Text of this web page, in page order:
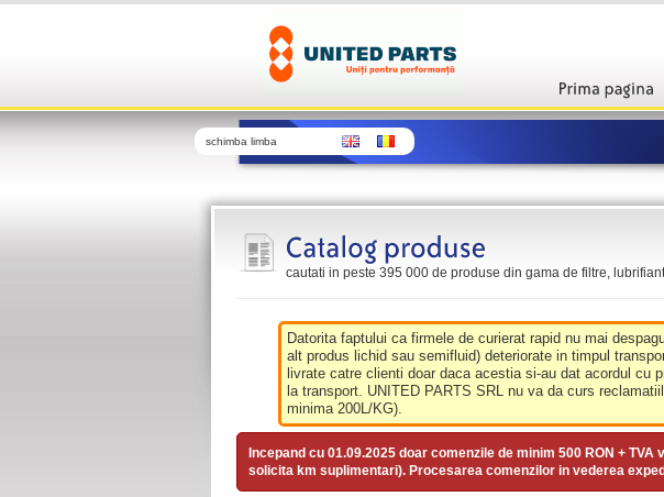
schimba limba
cautati in peste 395 000 de produse din gama de filtre,
Datorita faptului ca firmele de curierat rapid nu mai
alt produs lichid sau semifluid) deteriorate in timpul
livrate catre clienti doar daca acestia si-au dat acordul cu
la transport. UNITED PARTS SRL nu va da curs
minima 200L/KG).
Incepand cu 01.09.2025 doar comenzile de minim 500 RON + TVA
solicita km suplimentari). Procesarea comenzilor in vederea